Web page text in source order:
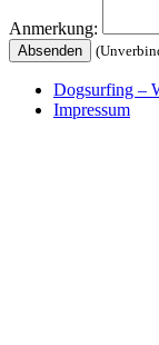
Anmerkung:
Dogsurfing –
Impressum